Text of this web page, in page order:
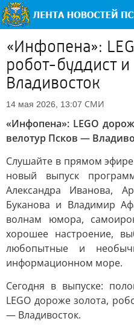
«Инфопена»:
робот-буддист
Владивосток
14 мая 2026, 13:07 СМИ
«Инфопена»: LEGO
велотур Псков —
Слушайте в прямом
новый выпуск
Александра Иванова,
Буканова и Владимир
волнам юмора,
хорошее настроение,
любопытные и
информационном море.
Сегодня в выпуске:
LEGO дороже золота,
— Владивосток.